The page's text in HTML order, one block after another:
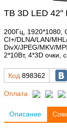
ТВ 3D LED 42"
200Гц, 1920*1080,
CI+/DLNA/LAN/
DivX/JPEG/MKV/
2*10Вт, 4*3D очки,
Код 898362
Оплата
Описание